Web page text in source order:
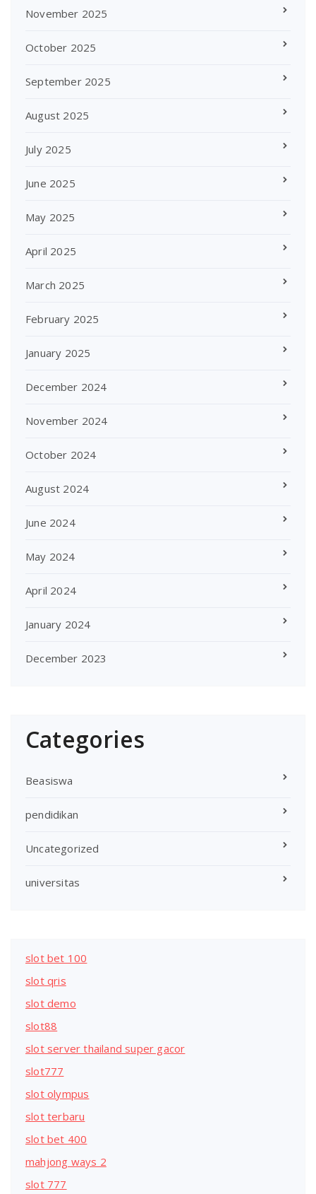
November 2025
October 2025
September 2025
August 2025
July 2025
June 2025
May 2025
April 2025
March 2025
February 2025
January 2025
December 2024
November 2024
October 2024
August 2024
June 2024
May 2024
April 2024
January 2024
December 2023
Categories
Beasiswa
pendidikan
Uncategorized
universitas
slot bet 100
slot qris
slot demo
slot88
slot server thailand super gacor
slot777
slot olympus
slot terbaru
slot bet 400
mahjong ways 2
slot 777